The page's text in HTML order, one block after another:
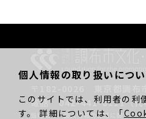
電話 042-441-6111（代
当財団は、個人情報の保護に関する
個人情報の取り扱いにつ
このサイトでは、利用者の
す。 詳細については、「